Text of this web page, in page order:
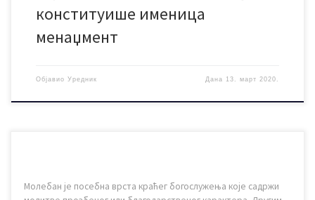
конституише именица
менаџмент
Објавио Уредник Дана 13. март 2020.
Молебан је посебна врста краћег богослужења које садржи